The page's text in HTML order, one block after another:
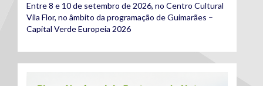
Entre 8 e 10 de setembro de 2026, no Centro Cultural
Vila Flor, no âmbito da programação de Guimarães –
Capital Verde Europeia 2026